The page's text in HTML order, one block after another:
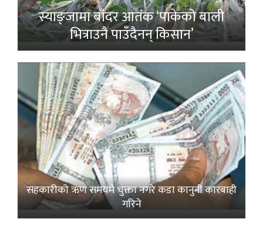
स्याङ्जामा बाँदर आतंक ‘पाकेको बाली
भित्राउनै पाउँदैनन् किसान’
सहकारीको ऋण समयमै चुक्ता नगरे कडा कानुनी कारबाही
गरिने